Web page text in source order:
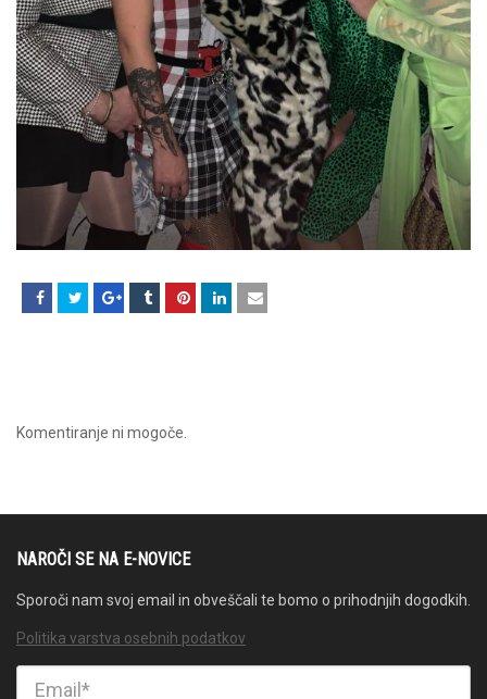
Komentiranje ni mogoče.
NAROČI SE NA E-NOVICE
Sporoči nam svoj email in obveščali te bomo o prihodnjih dogodkih.
Politika varstva osebnih podatkov